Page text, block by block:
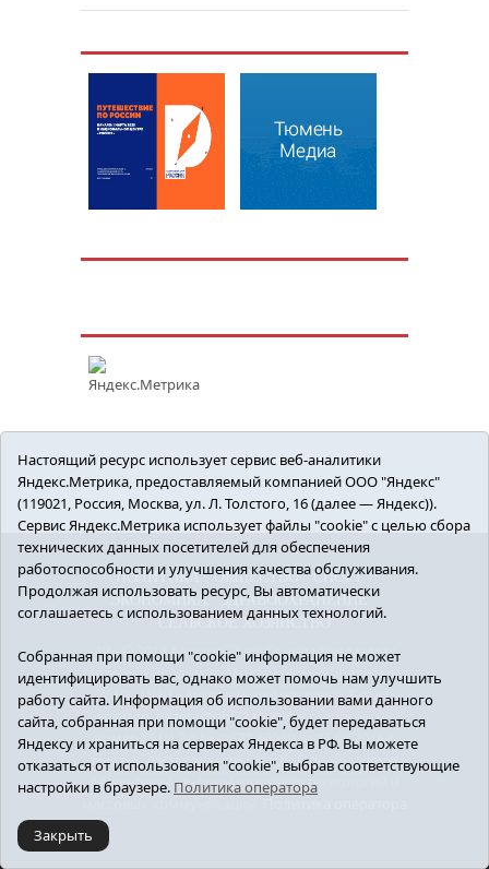
ПОЛИТИКА ОБЩЕСТВО
СПОРТ
ЭКОНОМИКА
ЗДРАВООХРАНЕНИЕ
СЕЛЬСКОЕ ХОЗЯЙСТВО
12+ © 2018 Armizon72.ру. Главный редактор:
Мелешко Владимир Михайлович. Учредитель:
АНО «ИИЦ «Армизонский вестник». E-mail:
armizon_gazeta@obl72.ruРегистрационный
номер СМИ ЭЛ № ФС77-66939 от 25.08.2016 г.
выдано Федеральной службой по надзору в
сфере связи, информационных технологий и
Настоящий ресурс использует сервис веб-аналитики
Яндекс.Метрика, предоставляемый компанией ООО "Яндекс"
(119021, Россия, Москва, ул. Л. Толстого, 16 (далее — Яндекс)).
Сервис Яндекс.Метрика использует файлы "cookie" с целью сбора
технических данных посетителей для обеспечения
работоспособности и улучшения качества обслуживания.
Продолжая использовать ресурс, Вы автоматически
соглашаетесь с использованием данных технологий.
Собранная при помощи "cookie" информация не может
идентифицировать вас, однако может помочь нам улучшить
работу сайта. Информация об использовании вами данного
сайта, собранная при помощи "cookie", будет передаваться
Яндексу и храниться на серверах Яндекса в РФ. Вы можете
отказаться от использования "cookie", выбрав соответствующие
настройки в браузере. Политика оператора
Закрыть